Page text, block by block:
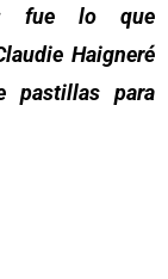
fue lo que
Haigneré
pastillas para